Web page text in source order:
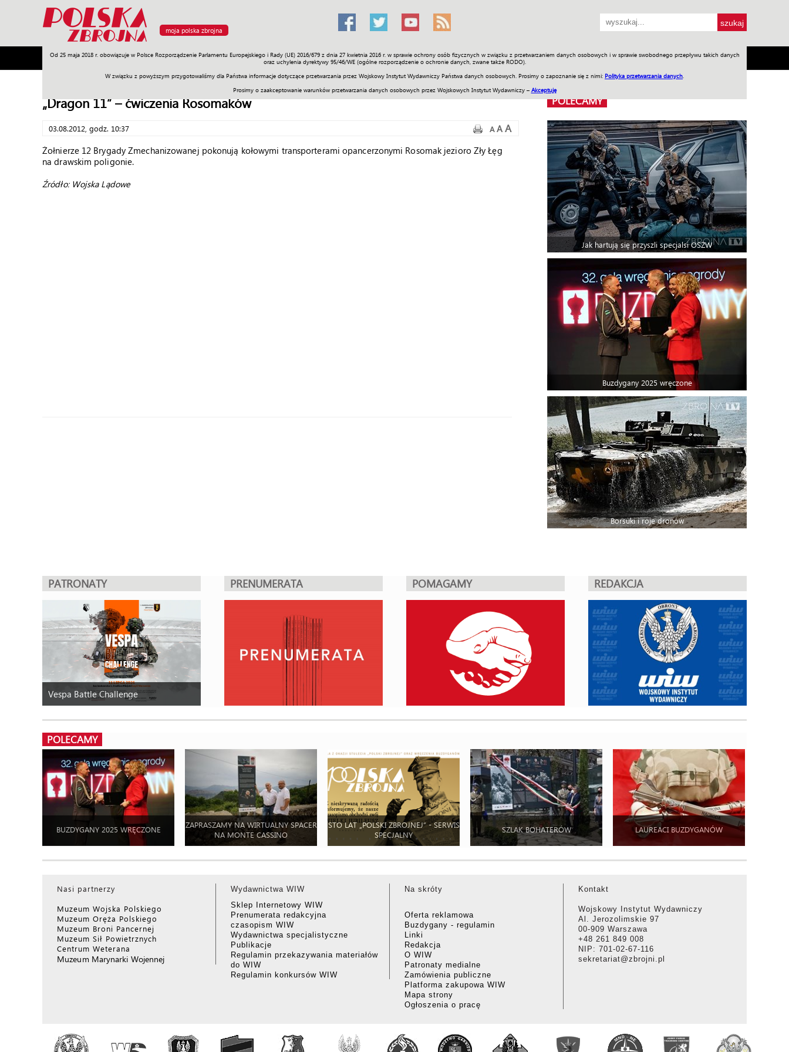
moja polska zbrojna
Od 25 maja 2018 r. obowiązuje w Polsce Rozporządzenie Parlamentu Europejskiego i Rady (UE) 2016/679 z dnia 27 kwietnia 2016 r. w sprawie ochrony osób fizycznych w związku z przetwarzaniem danych osobowych i w sprawie swobodnego przepływu takich danych
oraz uchylenia dyrektywy 95/46/WE (ogólne rozporządzenie o ochronie danych, zwane także RODO).
W związku z powyższym przygotowaliśmy dla Państwa informacje dotyczące przetwarzania przez Wojskowy Instytut Wydawniczy Państwa danych osobowych. Prosimy o zapoznanie się z nimi: Polityka przetwarzania danych
Prosimy o zaakceptowanie warunków przetwarzania danych osobowych przez Wojskowych Instytut Wydawniczy – Akceptuję
Armia Poligon Sprzęt Misje Polityka Prawo Świat Społeczność Sport Historia Galerie Wideo ENGLISH SKLEP Jednodniówki Praca w WIW
„Dragon 11” – ćwiczenia Rosomaków
03.08.2012, godz. 10:37 A A A
Żołnierze 12 Brygady Zmechanizowanej pokonują kołowymi transporterami opancerzonymi Rosomak jezioro Zły Łęg
na drawskim poligonie.
Źródło: Wojska Lądowe
POLECAMY
Jak hartują się przyszli specjalsi OSŻW
Buzdygany 2025 wręczone
Borsuki i roje dronów
PATRONATY
Vespa Battle Challenge
PRENUMERATA POMAGAMY REDAKCJA
POLECAMY
BUZDYGANY 2025 WRĘCZONE
ZAPRASZAMY NA WIRTUALNY SPACER
NA MONTE CASSINO
STO LAT „POLSKI ZBROJNEJ” - SERWIS
SPECJALNY
SZLAK BOHATERÓW LAUREACI BUZDYGANÓW
Nasi partnerzy
Muzeum Wojska Polskiego
Muzeum Oręża Polskiego
Muzeum Broni Pancernej
Muzeum Sił Powietrznych
Centrum Weterana
Muzeum Marynarki Wojennej
Wydawnictwa WIW
Sklep Internetowy WIW
Prenumerata redakcyjna
czasopism WIW
Wydawnictwa specjalistyczne
Publikacje
Regulamin przekazywania materiałów
do WIW
Regulamin konkursów WIW
Na skróty
Oferta reklamowa
Buzdygany - regulamin
Linki
Redakcja
O WIW
Patronaty medialne
Zamówienia publiczne
Platforma zakupowa WIW
Mapa strony
Ogłoszenia o pracę
Kontakt
Wojskowy Instytut Wydawniczy
Al. Jerozolimskie 97
00-909 Warszawa
+48 261 849 008
NIP: 701-02-67-116
sekretariat@zbrojni.pl